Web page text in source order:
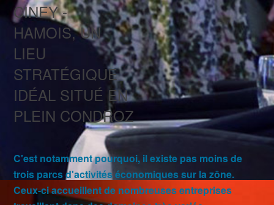
CINEY -
HAMOIS, UN
LIEU
STRATÉGIQUE
IDÉAL SITUÉ EN
PLEIN CONDROZ
C'est notamment pourquoi, il existe pas moins de
trois parcs d'activités économiques sur la zône.
Ceux-ci accueillent de nombreuses entreprises